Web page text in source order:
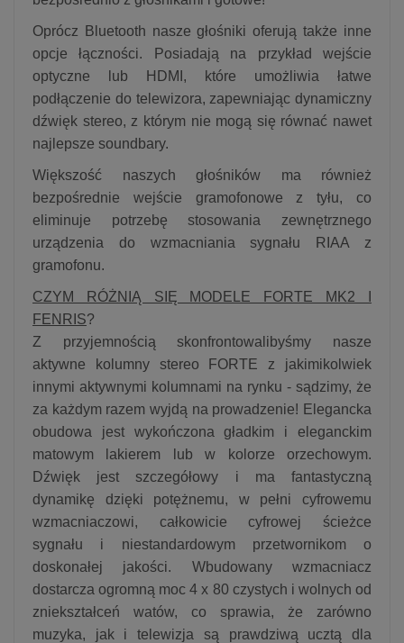
Oprócz Bluetooth nasze głośniki oferują także inne
opcje łączności. Posiadają na przykład wejście
optyczne lub HDMI, które umożliwia łatwe
podłączenie do telewizora, zapewniając dynamiczny
dźwięk stereo, z którym nie mogą się równać nawet
najlepsze soundbary.
Większość naszych głośników ma również
bezpośrednie wejście gramofonowe z tyłu, co
eliminuje potrzebę stosowania zewnętrznego
urządzenia do wzmacniania sygnału RIAA z
gramofonu.
CZYM RÓŻNIĄ SIĘ MODELE FORTE MK2 I
FENRIS?
Z przyjemnością skonfrontowalibyśmy nasze
aktywne kolumny stereo FORTE z jakimikolwiek
innymi aktywnymi kolumnami na rynku - sądzimy, że
za każdym razem wyjdą na prowadzenie! Elegancka
obudowa jest wykończona gładkim i eleganckim
matowym lakierem lub w kolorze orzechowym.
Dźwięk jest szczegółowy i ma fantastyczną
dynamikę dzięki potężnemu, w pełni cyfrowemu
wzmacniaczowi, całkowicie cyfrowej ścieżce
sygnału i niestandardowym przetwornikom o
doskonałej jakości. Wbudowany wzmacniacz
dostarcza ogromną moc 4 x 80 czystych i wolnych od
zniekształceń watów, co sprawia, że zarówno
muzyka, jak i telewizja są prawdziwą ucztą dla